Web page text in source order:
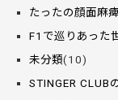
たったの顔面麻
F1で巡りあった
未分類(10)
STINGER CLUB